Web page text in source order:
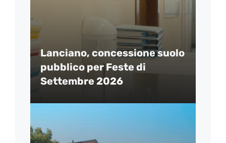
Lanciano, concessione suolo
pubblico per Feste di
Settembre 2026